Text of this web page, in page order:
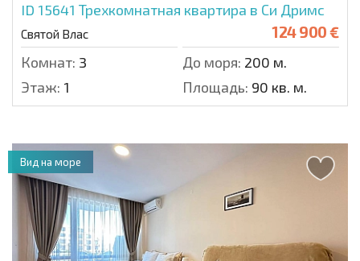
ID 15641 Трехкомнатная квартира в Си Дримс
Святой Влас 124 900 €
Комнат: 3 До моря: 200 м.
Этаж: 1 Площадь: 90 кв. м.
Вид на море